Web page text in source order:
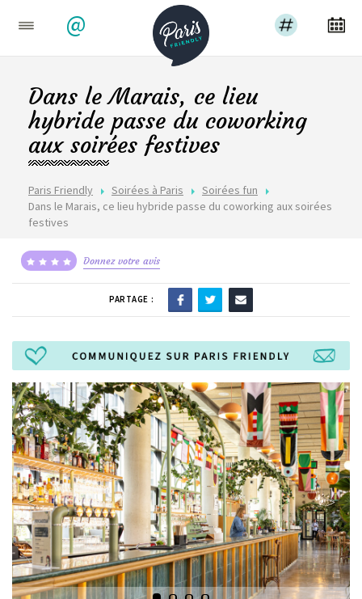
@
Paris Friendly Soirées à Paris
Soirées fun
Dans le Marais, ce lieu hybride passe du coworking aux soirées
festives
Dans le Marais, ce lieu
hybride passe du coworking
aux soirées festives
Donnez votre avis
PARTAGE :